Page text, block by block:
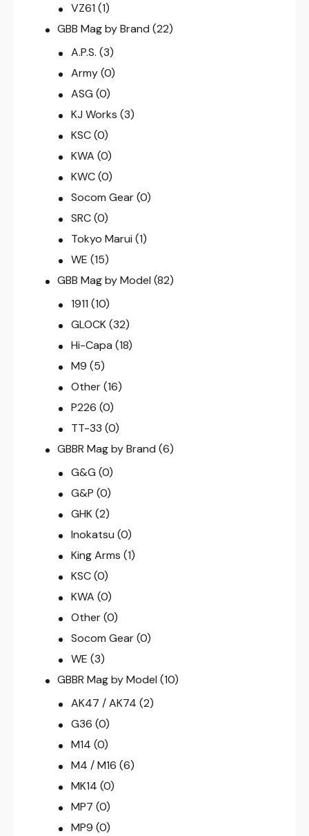
VZ61 (1)
GBB Mag by Brand (22)
A.P.S. (3)
Army (0)
ASG (0)
KJ Works (3)
KSC (0)
KWA (0)
KWC (0)
Socom Gear (0)
SRC (0)
Tokyo Marui (1)
WE (15)
GBB Mag by Model (82)
1911 (10)
GLOCK (32)
Hi-Capa (18)
M9 (5)
Other (16)
P226 (0)
TT-33 (0)
GBBR Mag by Brand (6)
G&G (0)
G&P (0)
GHK (2)
Inokatsu (0)
King Arms (1)
KSC (0)
KWA (0)
Other (0)
Socom Gear (0)
WE (3)
GBBR Mag by Model (10)
AK47 / AK74 (2)
G36 (0)
M14 (0)
M4 / M16 (6)
MK14 (0)
MP7 (0)
MP9 (0)